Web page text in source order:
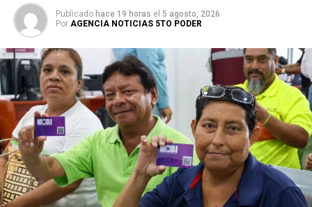
Publicado hace 19 horas el 5 agosto, 2026
Por AGENCIA NOTICIAS 5TO PODER